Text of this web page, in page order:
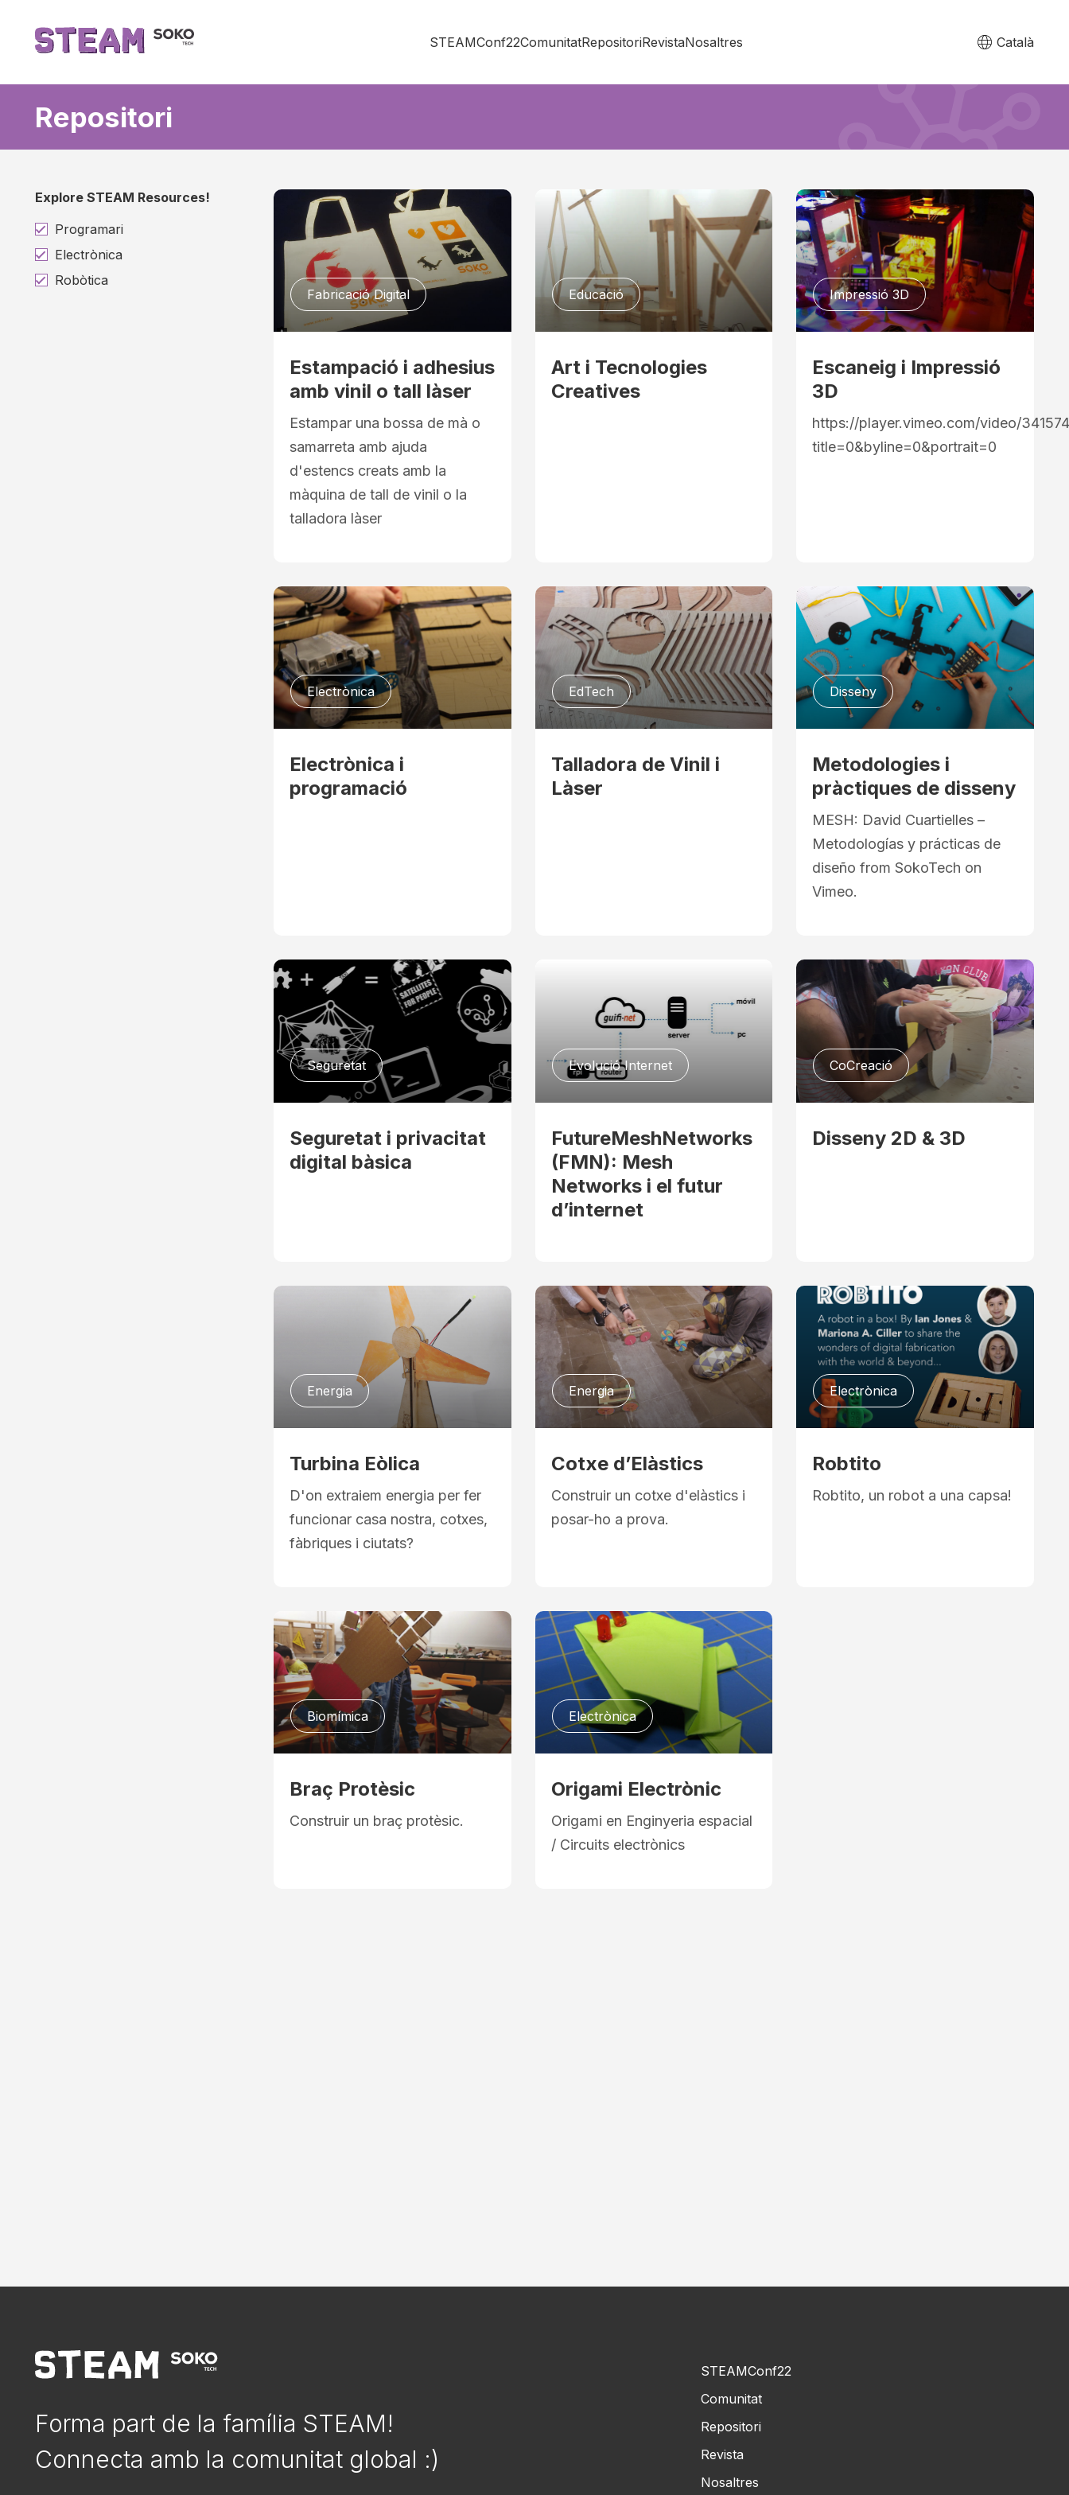
STEAMConf22ComunitatRepositoriRevistaNosaltres Català
Repositori
Explore STEAM Resources!
Programari
Electrònica
Robòtica
Fabricació Digital
Estampació i adhesius
amb vinil o tall làser
Estampar una bossa de mà o
samarreta amb ajuda
d'estencs creats amb la
màquina de tall de vinil o la
talladora làser
Educació
Art i Tecnologies
Creatives
Impressió 3D
Escaneig i Impressió
3D
https://player.vimeo.com/video/
title=0&byline=0&portrait=0
Electrònica
Electrònica i
programació
EdTech
Talladora de Vinil i
Làser
Disseny
Metodologies i
pràctiques de disseny
MESH: David Cuartielles –
Metodologías y prácticas de
diseño from SokoTech on
Vimeo.
Seguretat
Seguretat i privacitat
digital bàsica
Evolució Internet
FutureMeshNetworks
(FMN): Mesh
Networks i el futur
d’internet
CoCreació
Disseny 2D & 3D
Energia
Turbina Eòlica
D'on extraiem energia per fer
funcionar casa nostra, cotxes,
fàbriques i ciutats?
Energia
Cotxe d’Elàstics
Construir un cotxe d'elàstics i
posar-ho a prova.
Electrònica
Robtito
Robtito, un robot a una capsa!
Biomímica
Braç Protèsic
Construir un braç protèsic.
Electrònica
Origami Electrònic
Origami en Enginyeria espacial
/ Circuits electrònics
Forma part de la família STEAM!
Connecta amb la comunitat global :)
STEAMConf22
Comunitat
Repositori
Revista
Nosaltres